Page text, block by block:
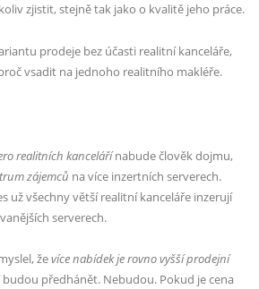
zjistit, stejně tak jako o kvalitě jeho práce.
prodeje bez účasti realitní kanceláře,
vsadit na jednoho realitního makléře.
realitních kancelářínabude člověk dojmu,
zájemců na více inzertních serverech.
už všechny větší realitní kanceláře inzerují
serverech.
ževíce nabídek je rovno vyšší prodejní
předhánět. Nebudou. Pokud je cena